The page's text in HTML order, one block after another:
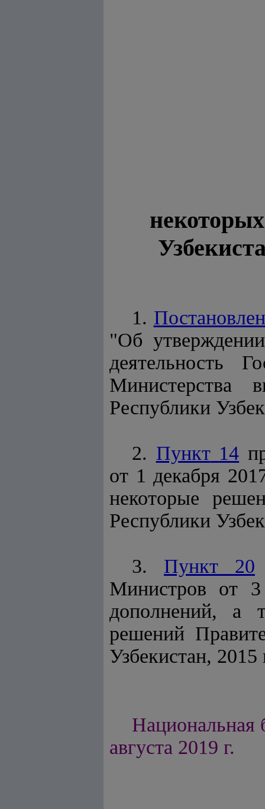
1.
"Об
деятельность
Министерства
Республики
2. Пункт 14
от 1 декабря
некоторые
Республики
3. Пункт 20
Министров от
дополнений, а
решений
Узбекистан, 2015
Национальная
августа 2019 г.